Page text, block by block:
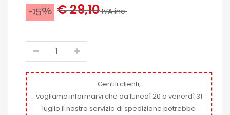
-15% € 29,10IVA inc.
Gentili clienti,
vogliamo informarvi che da lunedì 20 a venerdì 31
luglio il nostro servizio di spedizione potrebbe